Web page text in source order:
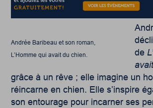
Andrée Baribeau et son roman,
L’Homme qui avait du chien.
de
grâce à un rêve ; elle imagine un
réincarne en chien. Elle s’inspire
son entourage pour incarner ses